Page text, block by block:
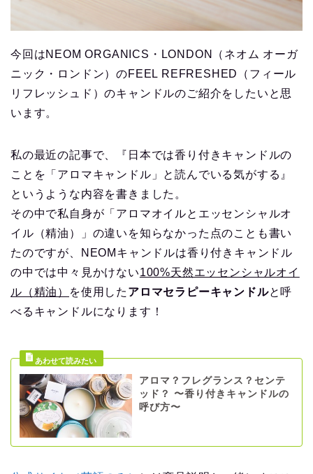
今回はNEOM ORGANICS・LONDON（ネオム オーガ
ニック・ロンドン）のFEEL REFRESHED（フィール
リフレッシュド）のキャンドルのご紹介をしたいと思
います。
私の最近の記事で、『日本では香り付きキャンドルの
ことを「アロマキャンドル」と読んでいる気がする』
というような内容を書きました。
その中で私自身が「アロマオイルとエッセンシャルオ
イル（精油）」の違いを知らなかった点のことも書い
たのですが、NEOMキャンドルは香り付きキャンドル
の中では中々見かけない100%天然エッセンシャルオイ
ル（精油）
を使用した アロマセラピーキャンドルと呼
べるキャンドルになります！
アロマ？フレグランス？センテ
ッド？ 〜香り付きキャンドルの
呼び方〜